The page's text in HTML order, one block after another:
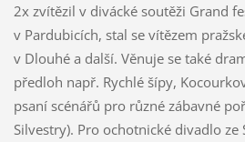
2x zvítězil v divácké soutěži Grand
v Pardubicích, stal se vítězem
v Dlouhé a další. Věnuje se také
předloh např. Rychlé šípy,
psaní scénářů pro různé zábavné
Silvestry). Pro ochotnické divadlo ze